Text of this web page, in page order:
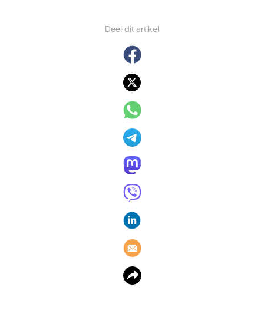
Deel dit artikel